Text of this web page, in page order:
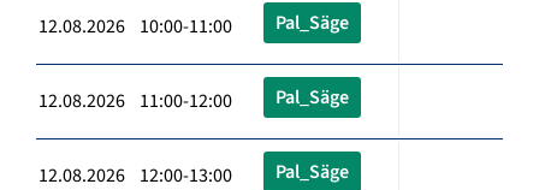
12.08.2026 10:00-11:00 Pal_Säge
12.08.2026 11:00-12:00 Pal_Säge
12.08.2026 12:00-13:00 Pal_Säge